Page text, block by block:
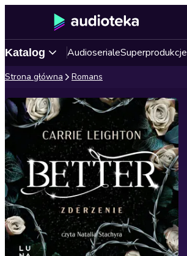
Katalog AudioserialeSuperprodukcje
Strona główna Romans